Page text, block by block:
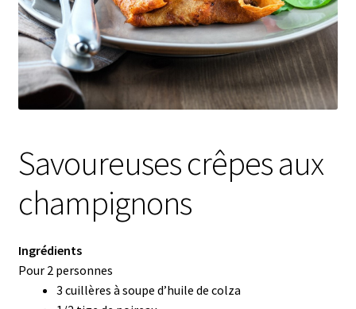
menu
enfant
🍎 Santé & Nutrition
Ouvrir
le
menu
enfant
🌸Parfums
Ouvrir
le
menu
enfant
👜 Accessoires
Devenir Partenaire LR
FAQ
Savoureuses crêpes aux
champignons
Ingrédients
Pour 2 personnes
3 cuillères à soupe d’huile de colza